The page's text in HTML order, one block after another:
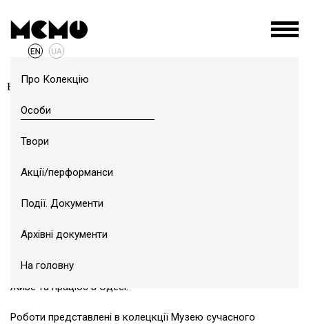
Про Колекцію
Особи
Твори
Акції/перформанси
Події. Документи
Архівні документи
На головну
ВОЛОДИМИР КОЖУХАР
БІОГРАФІЯ
Живописець, графік.
У 1996 році закінчив художньо-графічний факультет
Ушинського.
галереями.
Живе та працює в Одесі.
Роботи представлені в колецкції Музею сучасного